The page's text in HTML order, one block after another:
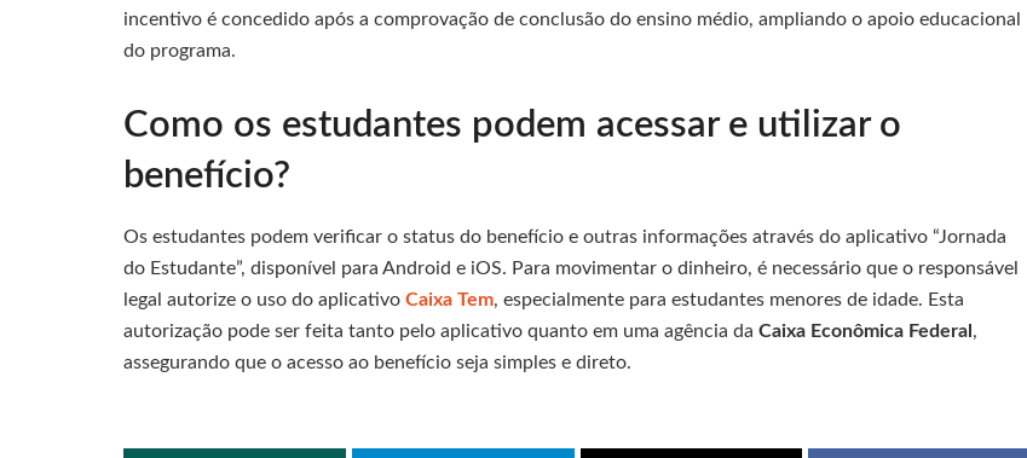
incentivo é concedido após a comprovação de conclusão do ensino médio, ampliando o apoio educacional
do programa.
Como os estudantes podem acessar e utilizar o
benefício?
Os estudantes podem verificar o status do benefício e outras informações através do aplicativo “Jornada
do Estudante”, disponível para Android e iOS. Para movimentar o dinheiro, é necessário que o responsável
legal autorize o uso do aplicativo Caixa Tem, especialmente para estudantes menores de idade. Esta
autorização pode ser feita tanto pelo aplicativo quanto em uma agência da Caixa Econômica Federal ,
assegurando que o acesso ao benefício seja simples e direto.